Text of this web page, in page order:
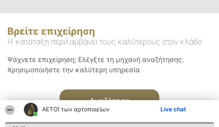
ΑΕΤΟΊ των αρτοποιείων Live chat
Βρείτε επιχείρηση
Η κατάταξη περιλαμβάνει τους καλύτερους στον κλάδο
Ψάχνετε επιχείρηση; Ελέγξτε τη μηχανή αναζήτησης.
Χρησιμοποιήστε την καλύτερη υπηρεσία
Αναζήτηση